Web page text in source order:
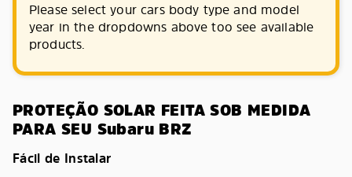
Please select your cars body type and model
year in the dropdowns above too see available
products.
PROTEÇÃO SOLAR FEITA SOB MEDIDA
PARA SEU Subaru BRZ
Fácil de Instalar